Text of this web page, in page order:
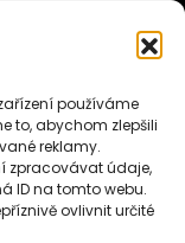
používáme
to, abychom zlepšili
reklamy.
zpracovávat údaje,
ID na tomto webu.
ovlivnit určité